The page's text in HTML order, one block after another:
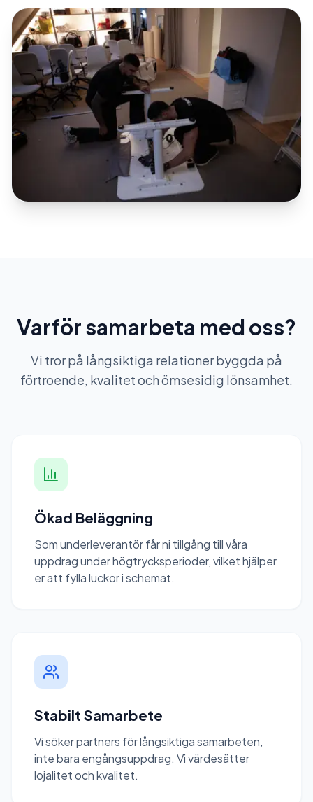
Varför samarbeta med oss?
Vi tror på långsiktiga relationer byggda på
förtroende, kvalitet och ömsesidig lönsamhet.
Ökad Beläggning
Som underleverantör får ni tillgång till våra
uppdrag under högtrycksperioder, vilket hjälper
er att fylla luckor i schemat.
Stabilt Samarbete
Vi söker partners för långsiktiga samarbeten,
inte bara engångsuppdrag. Vi värdesätter
lojalitet och kvalitet.